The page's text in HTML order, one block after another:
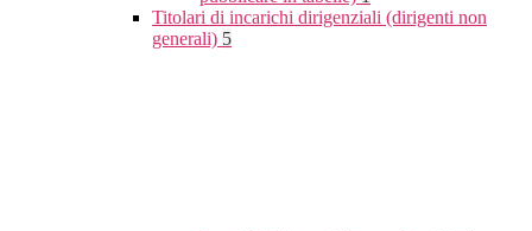
Titolari di incarichi dirigenziali (dirigenti non
generali) 5